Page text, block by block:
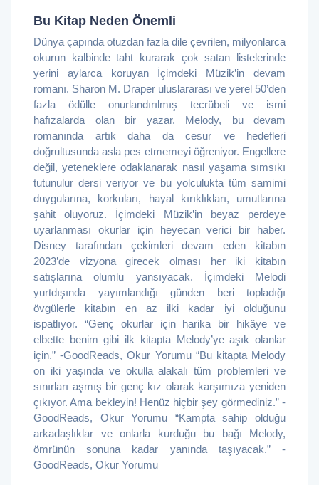
Bu Kitap Neden Önemli
Dünya çapında otuzdan fazla dile çevrilen, milyonlarca
okurun kalbinde taht kurarak çok satan listelerinde
yerini aylarca koruyan İçimdeki Müzik’in devam
romanı. Sharon M. Draper uluslararası ve yerel 50’den
fazla ödülle onurlandırılmış tecrübeli ve ismi
hafızalarda olan bir yazar. Melody, bu devam
romanında artık daha da cesur ve hedefleri
doğrultusunda asla pes etmemeyi öğreniyor. Engellere
değil, yeteneklere odaklanarak nasıl yaşama sımsıkı
tutunulur dersi veriyor ve bu yolculukta tüm samimi
duygularına, korkuları, hayal kırıklıkları, umutlarına
şahit oluyoruz. İçimdeki Müzik’in beyaz perdeye
uyarlanması okurlar için heyecan verici bir haber.
Disney tarafından çekimleri devam eden kitabın
2023’de vizyona girecek olması her iki kitabın
satışlarına olumlu yansıyacak. İçimdeki Melodi
yurtdışında yayımlandığı günden beri topladığı
övgülerle kitabın en az ilki kadar iyi olduğunu
ispatlıyor. “Genç okurlar için harika bir hikâye ve
elbette benim gibi ilk kitapta Melody’ye aşık olanlar
için.” -GoodReads, Okur Yorumu “Bu kitapta Melody
on iki yaşında ve okulla alakalı tüm problemleri ve
sınırları aşmış bir genç kız olarak karşımıza yeniden
çıkıyor. Ama bekleyin! Henüz hiçbir şey görmediniz.” -
GoodReads, Okur Yorumu “Kampta sahip olduğu
arkadaşlıklar ve onlarla kurduğu bu bağı Melody,
ömrünün sonuna kadar yanında taşıyacak.” -
GoodReads, Okur Yorumu